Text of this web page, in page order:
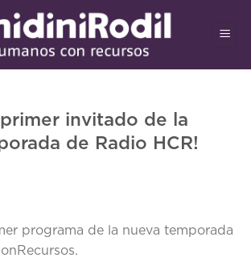
invitado de la
de Radio HCR!
programa de la nueva temporada